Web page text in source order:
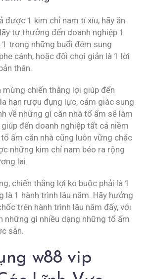
được 1 kim chỉ nam tí xíu, hãy ăn
tự thưởng đến doanh nghiệp 1
trong những buổi đêm sung
cánh, hoặc đối chọi giản là 1 lời
thân.
mừng chiến thắng lợi giúp đến
hạn rượu đụng lực, cảm giác sung
về những gì căn nhà tổ ấm sẽ làm
đến doanh nghiệp tất cả niềm
ấm căn nhà cũng luôn vững chắc
những kim chỉ nam béo ra rộng
lai.
chiến thắng lợi ko buộc phải là 1
là 1 hành trình lâu năm. Hãy hưởng
trên hành trình lâu năm đấy, với
những gì nhiều dạng những tổ ấm
sẵn.
w88 vip